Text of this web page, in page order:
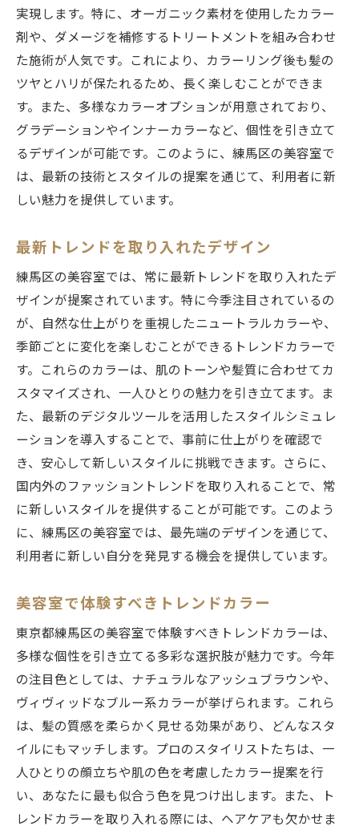
実現します。特に、オーガニック素材を使用したカラー
剤や、ダメージを補修するトリートメントを組み合わせ
た施術が人気です。これにより、カラーリング後も髪の
ツヤとハリが保たれるため、長く楽しむことができま
す。また、多様なカラーオプションが用意されており、
グラデーションやインナーカラーなど、個性を引き立て
るデザインが可能です。このように、練馬区の美容室で
は、最新の技術とスタイルの提案を通じて、利用者に新
しい魅力を提供しています。
最新トレンドを取り入れたデザイン
練馬区の美容室では、常に最新トレンドを取り入れたデ
ザインが提案されています。特に今季注目されているの
が、自然な仕上がりを重視したニュートラルカラーや、
季節ごとに変化を楽しむことができるトレンドカラーで
す。これらのカラーは、肌のトーンや髪質に合わせてカ
スタマイズされ、一人ひとりの魅力を引き立てます。ま
た、最新のデジタルツールを活用したスタイルシミュレ
ーションを導入することで、事前に仕上がりを確認で
き、安心して新しいスタイルに挑戦できます。さらに、
国内外のファッショントレンドを取り入れることで、常
に新しいスタイルを提供することが可能です。このよう
に、練馬区の美容室では、最先端のデザインを通じて、
利用者に新しい自分を発見する機会を提供しています。
美容室で体験すべきトレンドカラー
東京都練馬区の美容室で体験すべきトレンドカラーは、
多様な個性を引き立てる多彩な選択肢が魅力です。今年
の注目色としては、ナチュラルなアッシュブラウンや、
ヴィヴィッドなブルー系カラーが挙げられます。これら
は、髪の質感を柔らかく見せる効果があり、どんなスタ
イルにもマッチします。プロのスタイリストたちは、一
人ひとりの顔立ちや肌の色を考慮したカラー提案を行
い、あなたに最も似合う色を見つけ出します。また、ト
レンドカラーを取り入れる際には、ヘアケアも欠かせま